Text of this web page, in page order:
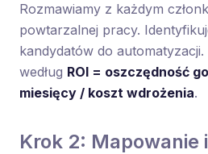
Rozmawiamy z każdym
powtarzalnej pracy.
kandydatów do
według ROI = oszczędność
miesięcy / koszt wdrożenia.
Krok 2: Mapowanie